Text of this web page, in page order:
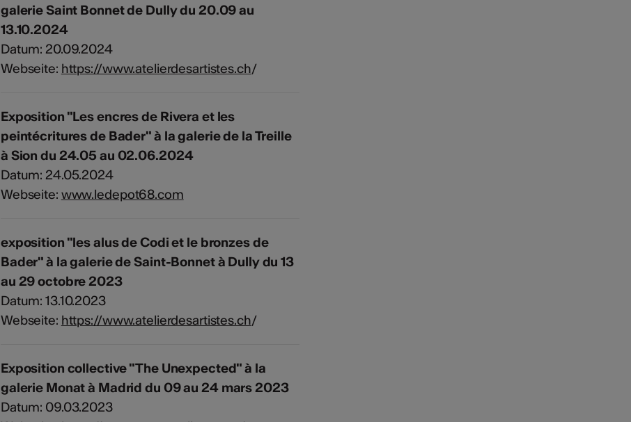
galerie Saint Bonnet de Dully du 20.09 au
13.10.2024
Datum: 20.09.2024
Webseite: https://www.atelierdesartistes.ch/
Exposition "Les encres de Rivera et les
peintécritures de Bader" à la galerie de la Treille
à Sion du 24.05 au 02.06.2024
Datum: 24.05.2024
Webseite: www.ledepot68.com
exposition "les alus de Codi et le bronzes de
Bader" à la galerie de Saint-Bonnet à Dully du 13
au 29 octobre 2023
Datum: 13.10.2023
Webseite: https://www.atelierdesartistes.ch/
Exposition collective "The Unexpected" à la
galerie Monat à Madrid du 09 au 24 mars 2023
Datum: 09.03.2023